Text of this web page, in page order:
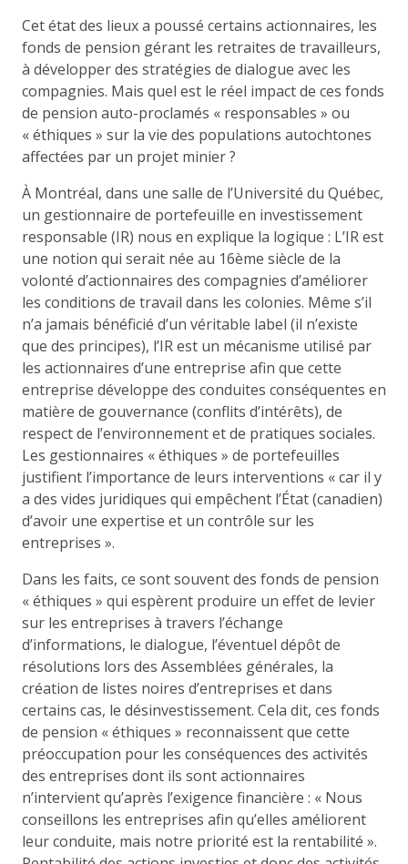
Cet état des lieux a poussé certains actionnaires, les
fonds de pension gérant les retraites de travailleurs,
à développer des stratégies de dialogue avec les
compagnies. Mais quel est le réel impact de ces fonds
de pension auto-proclamés « responsables » ou
« éthiques » sur la vie des populations autochtones
affectées par un projet minier ?
À Montréal, dans une salle de l’Université du Québec,
un gestionnaire de portefeuille en investissement
responsable (IR) nous en explique la logique : L’IR est
une notion qui serait née au 16ème siècle de la
volonté d’actionnaires des compagnies d’améliorer
les conditions de travail dans les colonies. Même s’il
n’a jamais bénéficié d’un véritable label (il n’existe
que des principes), l’IR est un mécanisme utilisé par
les actionnaires d’une entreprise afin que cette
entreprise développe des conduites conséquentes en
matière de gouvernance (conflits d’intérêts), de
respect de l’environnement et de pratiques sociales.
Les gestionnaires « éthiques » de portefeuilles
justifient l’importance de leurs interventions « car il y
a des vides juridiques qui empêchent l’État (canadien)
d’avoir une expertise et un contrôle sur les
entreprises ».
Dans les faits, ce sont souvent des fonds de pension
« éthiques » qui espèrent produire un effet de levier
sur les entreprises à travers l’échange
d’informations, le dialogue, l’éventuel dépôt de
résolutions lors des Assemblées générales, la
création de listes noires d’entreprises et dans
certains cas, le désinvestissement. Cela dit, ces fonds
de pension « éthiques » reconnaissent que cette
préoccupation pour les conséquences des activités
des entreprises dont ils sont actionnaires
n’intervient qu’après l’exigence financière : « Nous
conseillons les entreprises afin qu’elles améliorent
leur conduite, mais notre priorité est la rentabilité ».